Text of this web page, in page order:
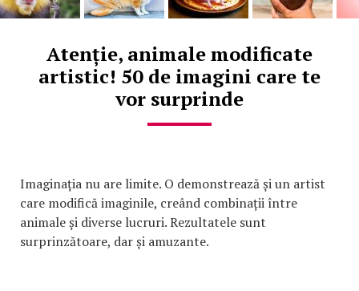
Atenție, animale modificate
artistic! 50 de imagini care te
vor surprinde
Imaginația nu are limite. O demonstrează și un artist
care modifică imaginile, creând combinații între
animale și diverse lucruri. Rezultatele sunt
surprinzătoare, dar și amuzante.